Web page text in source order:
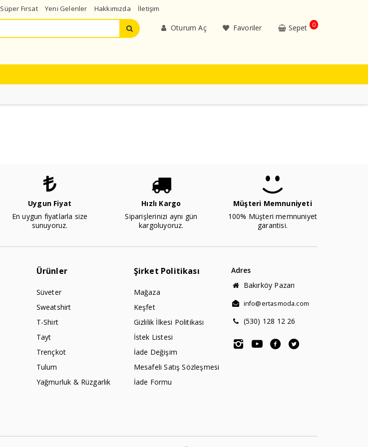
Süper Fırsat Yeni Gelenler Hakkımızda İletişim
Oturum Aç Favoriler Sepet 0
Uygun Fiyat
En uygun fiyatlarla size
sunuyoruz.
Hızlı Kargo
Siparişlerinizi aynı gün
kargoluyoruz.
Müşteri Memnuniyeti
100% Müşteri memnuniyet
garantisi.
Ürünler
Süveter
Sweatshirt
T-Shirt
Tayt
Trençkot
Tulum
Yağmurluk & Rüzgarlık
Şirket Politikası
Mağaza
Keşfet
Gizlilik İlkesi Politikası
İstek Listesi
İade Değişim
Mesafeli Satış Sözleşmesi
İade Formu
Adres
Bakırköy Pazarı
info@ertasmoda.com
(530) 128 12 26